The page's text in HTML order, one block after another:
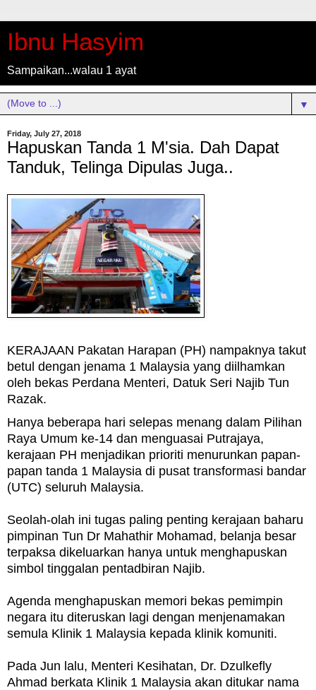
Ibnu Hasyim
Sampaikan...walau 1 ayat
▼
Friday, July 27, 2018
Hapuskan Tanda 1 M'sia. Dah Dapat
Tanduk, Telinga Dipulas Juga..
KERAJAAN Pakatan Harapan (PH) nampaknya takut
betul dengan jenama 1 Malaysia yang diilhamkan
oleh bekas Perdana Menteri, Datuk Seri Najib Tun
Razak.
Hanya beberapa hari selepas menang dalam Pilihan
Raya Umum ke-14 dan menguasai Putrajaya,
kerajaan PH menjadikan prioriti menurunkan papan-
papan tanda 1 Malaysia di pusat transformasi bandar
(UTC) seluruh Malaysia.
Seolah-olah ini tugas paling penting kerajaan baharu
pimpinan Tun Dr Mahathir Mohamad, belanja besar
terpaksa dikeluarkan hanya untuk menghapuskan
simbol tinggalan pentadbiran Najib.
Agenda menghapuskan memori bekas pemimpin
negara itu diteruskan lagi dengan menjenamakan
semula Klinik 1 Malaysia kepada klinik komuniti.
Pada Jun lalu, Menteri Kesihatan, Dr. Dzulkefly
Ahmad berkata Klinik 1 Malaysia akan ditukar nama